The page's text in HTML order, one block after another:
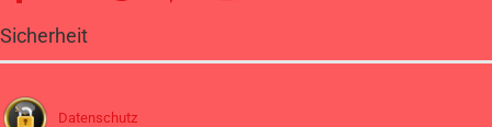
Sicherheit
Datenschutz